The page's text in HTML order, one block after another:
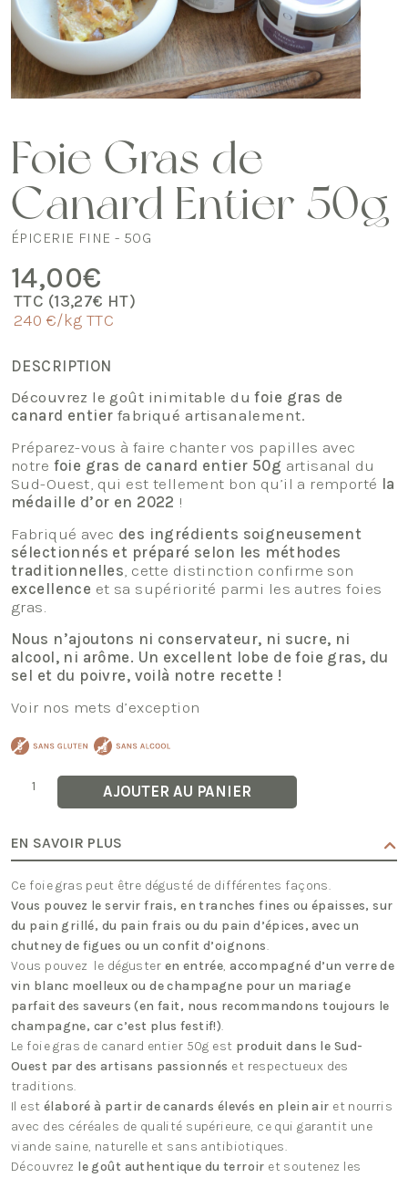
Foie Gras de
Canard Entier 50g
ÉPICERIE FINE - 50G
14,00€
TTC (13,27€ HT)
240 €/kg TTC
DESCRIPTION
Découvrez le goût inimitable dufoie gras de
canard entier fabriqué artisanalement.
Préparez-vous à faire chanter vos papilles avec
notre foie gras de canard entier 50g artisanal du
Sud-Ouest, qui est tellement bon qu’il a remporté la
médaille d’or en 2022 !
Fabriqué avec des ingrédients soigneusement
sélectionnés et préparé selon les méthodes
traditionnelles, cette distinction confirme son
excellence et sa supériorité parmi les autres foies
gras.
Nous n’ajoutons ni conservateur, ni sucre, ni
alcool, ni arôme. Un excellent lobe de foie gras, du
sel et du poivre, voilà notre recette !
Voir nos mets d’exception
quantité
Canard
Entier
AJOUTER AU PANIER
EN SAVOIR PLUS
Ce foie gras peut être dégusté de différentes façons.
Vous pouvez le servir frais, en tranches fines ou épaisses, sur
du pain grillé, du pain frais ou du pain d’épices, avec un
chutney de figues ou un confit d’oignons.
Vous pouvez le déguster en entrée,accompagné d’un verre de
vin blanc moelleux ou de champagne pour un mariage
parfait des saveurs (en fait, nous recommandons toujours le
champagne, car c’est plus festif!).
Le foie gras de canard entier 50g est produit dans le Sud-
Ouest par des artisans passionnés et respectueux des
traditions.
Il est élaboré à partir de canards élevés en plein air et nourris
avec des céréales de qualité supérieure, ce qui garantit une
viande saine, naturelle et sans antibiotiques.
Découvrez le goût authentique du terroir et soutenez les